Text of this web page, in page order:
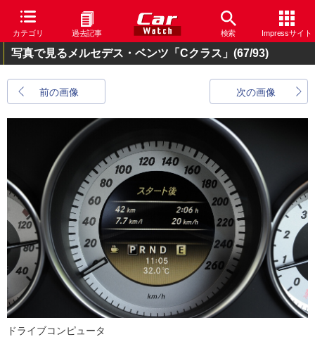
カテゴリ 過去記事 検索 Impressサイト
写真で見るメルセデス・ベンツ「Cクラス」 (67/93)
前の画像 次の画像
ドライブコンピュータ